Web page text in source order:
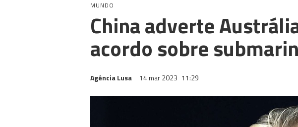
MUNDO
China adverte
acordo sobre
Agência Lusa 14 mar 2023 11:29